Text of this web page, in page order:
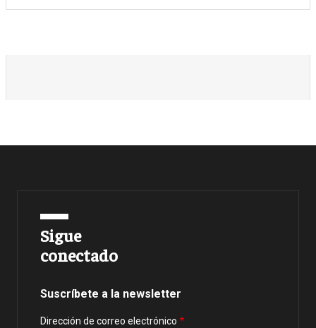
Sigue
conectado
Suscríbete a la newsletter
Dirección de correo electrónico